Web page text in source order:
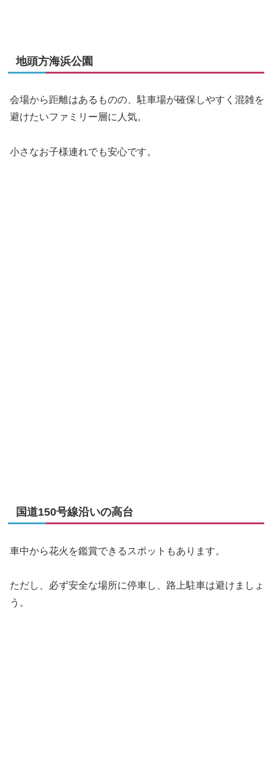
地頭方海浜公園
会場から距離はあるものの、駐車場が確保しやすく混雑を
避けたいファミリー層に人気。
小さなお子様連れでも安心です。
国道150号線沿いの高台
車中から花火を鑑賞できるスポットもあります。
ただし、必ず安全な場所に停車し、路上駐車は避けましょ
う。